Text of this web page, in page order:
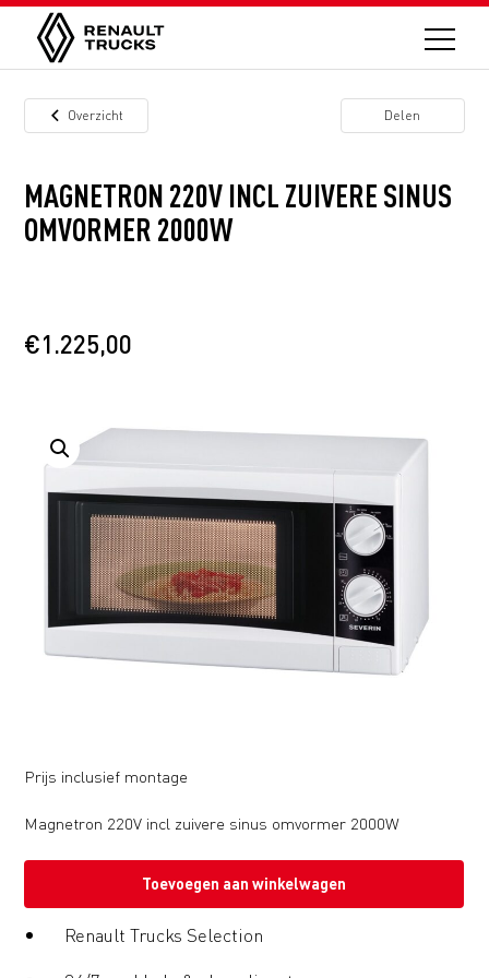
Overzicht Delen
MAGNETRON 220V INCL ZUIVERE SINUS
OMVORMER 2000W
€1.225,00
Prijs inclusief montage
Magnetron 220V incl zuivere sinus omvormer 2000W
Toevoegen aan winkelwagen
Renault Trucks Selection